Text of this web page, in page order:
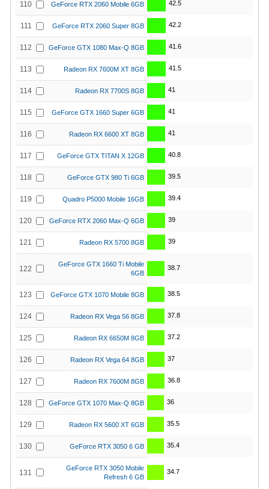
110 GeForce RTX 2060 Mobile 6GB 42.5
111 GeForce RTX 2060 Super 8GB 42.2
112 GeForce GTX 1080 Max-Q 8GB 41.6
113 Radeon RX 7600M XT 8GB 41.5
114 Radeon RX 7700S 8GB 41
115 GeForce GTX 1660 Super 6GB 41
116 Radeon RX 6600 XT 8GB 41
117 GeForce GTX TITAN X 12GB 40.8
118 GeForce GTX 980 Ti 6GB 39.5
119 Quadro P5000 Mobile 16GB 39.4
120 GeForce RTX 2060 Max-Q 6GB 39
121 Radeon RX 5700 8GB 39
122
GeForce GTX 1660 Ti Mobile
6GB
38.7
123 GeForce GTX 1070 Mobile 8GB 38.5
124 Radeon RX Vega 56 8GB 37.8
125 Radeon RX 6650M 8GB 37.2
126 Radeon RX Vega 64 8GB 37
127 Radeon RX 7600M 8GB 36.8
128 GeForce GTX 1070 Max-Q 8GB 36
129 Radeon RX 5600 XT 6GB 35.5
130 GeForce RTX 3050 6 GB 35.4
131
GeForce RTX 3050 Mobile
Refresh 6 GB
34.7